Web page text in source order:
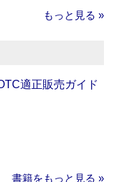
もっと見る »
適正販売ガイド
書籍をもっと見る »